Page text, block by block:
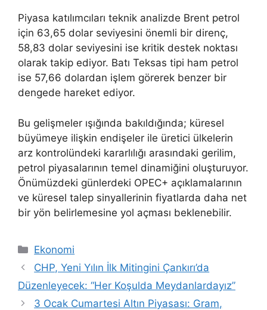
Piyasa katılımcıları teknik analizde Brent petrol
için 63,65 dolar seviyesini önemli bir direnç,
58,83 dolar seviyesini ise kritik destek noktası
olarak takip ediyor. Batı Teksas tipi ham petrol
ise 57,66 dolardan işlem görerek benzer bir
dengede hareket ediyor.
Bu gelişmeler ışığında bakıldığında; küresel
büyümeye ilişkin endişeler ile üretici ülkelerin
arz kontrolündeki kararlılığı arasındaki gerilim,
petrol piyasalarının temel dinamiğini oluşturuyor.
Önümüzdeki günlerdeki OPEC+ açıklamalarının
ve küresel talep sinyallerinin fiyatlarda daha net
bir yön belirlemesine yol açması beklenebilir.
Kategoriler
Ekonomi
CHP, Yeni Yılın İlk Mitingini Çankırı’da
Düzenleyecek: “Her Koşulda Meydanlardayız”
3 Ocak Cumartesi Altın Piyasası: Gram,